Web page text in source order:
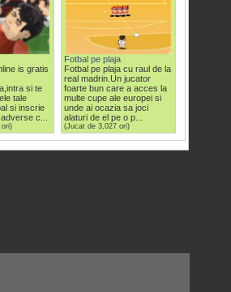
is gratis
si te
tale
si inscrie
c...
ori)
Fotbal pe plaja
Fotbal pe plaja cu raul de la
real madrin.Un jucator
foarte bun care a acces la
multe cupe ale europei si
unde ai ocazia sa joci
alaturi de el pe o p...
(Jucat de 3,027 ori)